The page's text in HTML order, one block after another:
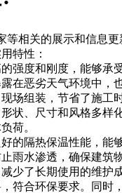
等相关的展示和信息更
特性：
强度和刚度，能够承
恶劣天气环境中，也
场组装，节省了施工
、尺寸和风格多样
荷。
隔热保温性能，能够
水渗透，确保建筑物
了长期使用的维护成
合环保要求。同时